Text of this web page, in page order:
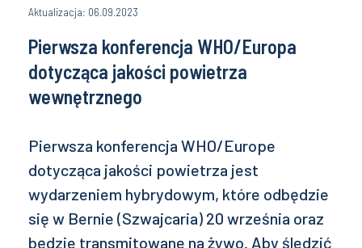
Aktualizacja: 06.09.2023
Pierwsza konferencja WHO/Europa
dotycząca jakości powietrza
wewnętrznego
Pierwsza konferencja WHO/Europe
dotycząca jakości powietrza jest
wydarzeniem hybrydowym, które odbędzie
się w Bernie (Szwajcaria) 20 września oraz
będzie transmitowane na żywo. Aby śledzić